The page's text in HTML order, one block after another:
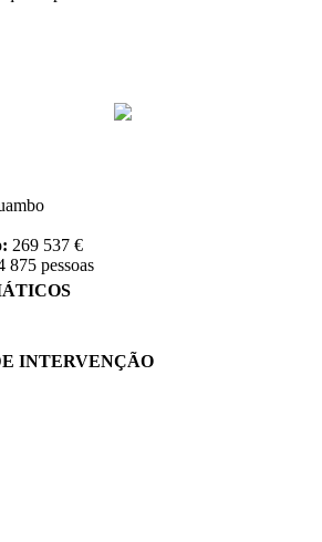
269 537 €
875 pessoas
INTERVENÇÃO